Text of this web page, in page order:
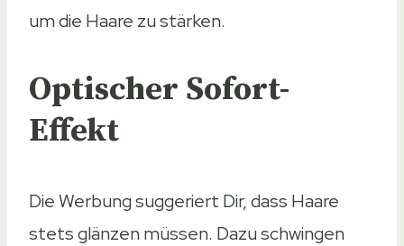
Produkt
Botanicals Reichhaltiges Shampoo
Garnier Shampoo Tonerde & Zitrone
Redken | Haarshampoo für sprödes und
um die Haare zu stärken.
Optischer Sofort-
Effekt
Die Werbung suggeriert Dir, dass Haare
stets glänzen müssen. Dazu schwingen